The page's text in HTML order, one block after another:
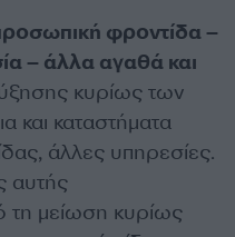
φροντίδα –
– άλλα αγαθά και
κυρίως των
και καταστήματα
άλλες υπηρεσίες.
αυτής
τη μείωση κυρίως